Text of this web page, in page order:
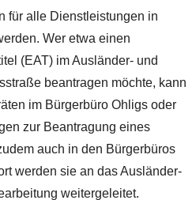
für alle Dienstleistungen in
Wer etwa einen
(EAT) im Ausländer- und
beantragen möchte, kann
im Bürgerbüro Ohligs oder
zur Beantragung eines
auch in den Bürgerbüros
werden sie an das Ausländer-
weitergeleitet.